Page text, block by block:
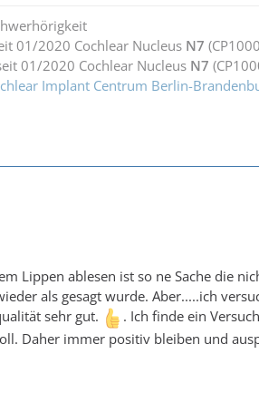
01/2020 Cochlear Nucleus N7
01/2020 Cochlear Nucleus N7
Implant Centrum Berlin-
Lippen ablesen ist so ne Sache die
als gesagt wurde. Aber.....ich
sehr gut.
. Ich finde ein
Daher immer positiv bleiben und